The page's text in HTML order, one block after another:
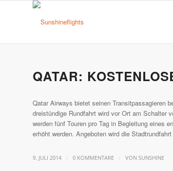
QATAR:
Qatar Airways bietet seinen Transitpassagieren
dreistündige Rundfahrt wird vor Ort am Schalter
werden fünf Touren pro Tag in Begleitung eines
erhöht werden. Angeboten wird die
9. JULI 2014 / 0 KOMMENTARE / VON SUNSHINE